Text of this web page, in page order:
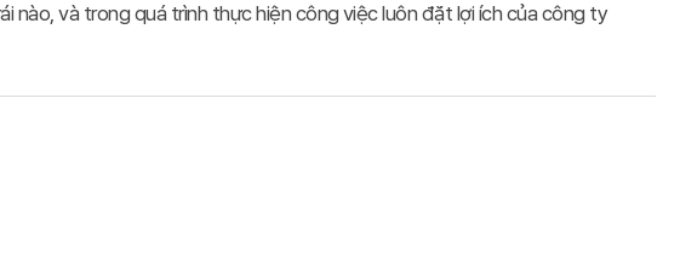
nào, và trong quá trình thực hiện công việc luôn đặt lợi ích của công ty